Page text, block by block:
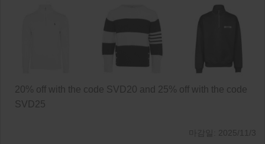
20% off with the code SVD20 and 25% off with the code
SVD25